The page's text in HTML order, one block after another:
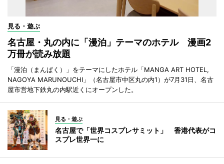
見る・遊ぶ
名古屋・丸の内に「漫泊」テーマのホテル 漫画2
万冊が読み放題
「漫泊（まんぱく）」をテーマにしたホテル「MANGA ART HOTEL,
NAGOYA MARUNOUCHI」（名古屋市中区丸の内1）が7月31日、名古
屋市営地下鉄丸の内駅近くにオープンした。
見る・遊ぶ
名古屋で「世界コスプレサミット」 香港代表がコ
スプレ世界一に